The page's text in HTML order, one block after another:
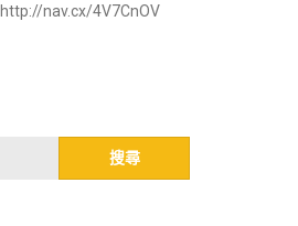
http://nav.cx/4V7CnOV